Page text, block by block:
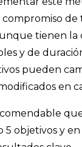
compromiso de
tienen la
y de
pueden
en
5 objetivos y